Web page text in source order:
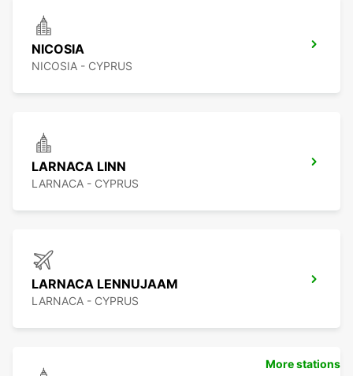
NICOSIA
NICOSIA - CYPRUS
LARNACA LINN
LARNACA - CYPRUS
LARNACA LENNUJAAM
LARNACA - CYPRUS
More stations